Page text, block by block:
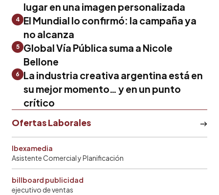
lugar en una imagen personalizada
4 El Mundial lo confirmó: la campaña ya
no alcanza
5
Global Vía Pública suma a Nicole
Bellone
6
La industria creativa argentina está en
su mejor momento… y en un punto
crítico
Ofertas Laborales
Ibexamedia
Asistente Comercial y Planificación
billboard publicidad
ejecutivo de ventas